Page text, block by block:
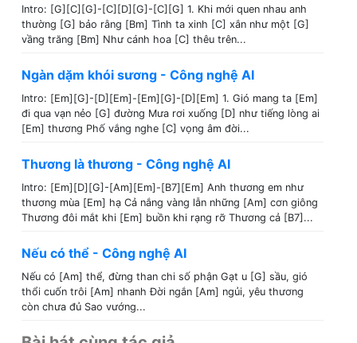
Intro: [G][C][G]-[C][D][G]-[C][G] 1. Khi mới quen nhau anh
thường [G] bảo rằng [Bm] Tình ta xinh [C] xắn như một [G]
vầng trăng [Bm] Như cánh hoa [C] thêu trên...
Ngàn dặm khói sương - Công nghệ AI
Intro: [Em][G]-[D][Em]-[Em][G]-[D][Em] 1. Gió mang ta [Em]
đi qua vạn nẻo [G] đường Mưa rơi xuống [D] như tiếng lòng ai
[Em] thương Phố vắng nghe [C] vọng âm đời...
Thương là thương - Công nghệ AI
Intro: [Em][D][G]-[Am][Em]-[B7][Em] Anh thương em như
thương mùa [Em] hạ Cả nắng vàng lẫn những [Am] cơn giông
Thương đôi mắt khi [Em] buồn khi rạng rỡ Thương cả [B7]...
Nếu có thể - Công nghệ AI
Nếu có [Am] thể, đừng than chi số phận Gạt u [G] sầu, gió
thổi cuốn trôi [Am] nhanh Đời ngắn [Am] ngủi, yêu thương
còn chưa đủ Sao vướng...